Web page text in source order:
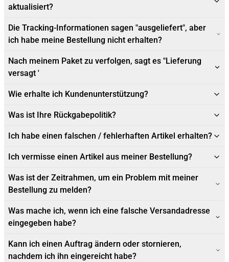
aktualisiert?
Die Tracking-Informationen sagen "ausgeliefert", aber
ich habe meine Bestellung nicht erhalten?
Nach meinem Paket zu verfolgen, sagt es "Lieferung
versagt '
Wie erhalte ich Kundenunterstützung?
Was ist Ihre Rückgabepolitik?
Ich habe einen falschen / fehlerhaften Artikel erhalten?
Ich vermisse einen Artikel aus meiner Bestellung?
Was ist der Zeitrahmen, um ein Problem mit meiner
Bestellung zu melden?
Was mache ich, wenn ich eine falsche Versandadresse
eingegeben habe?
Kann ich einen Auftrag ändern oder stornieren,
nachdem ich ihn eingereicht habe?